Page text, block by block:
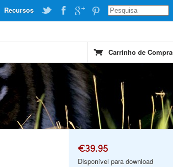
Recursos
Carrinho de
€39.95
Disponível para download